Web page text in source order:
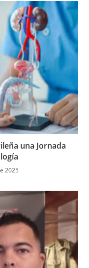
una Jornada
2025